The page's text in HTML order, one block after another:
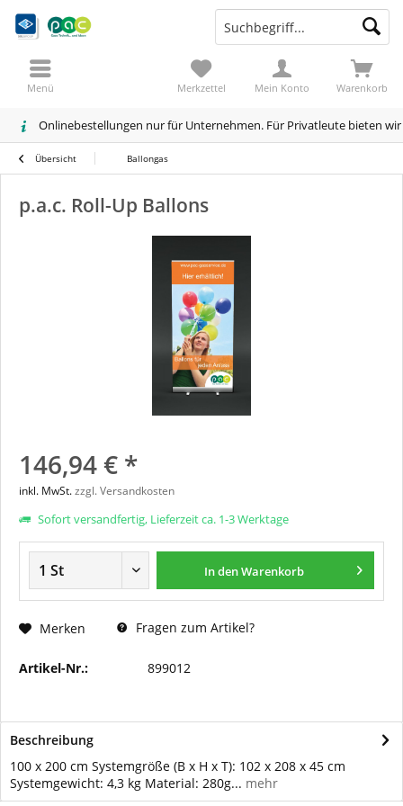
Onlinebestellungen nur für Unternehmen. Für Privatleute bieten
Warenkorb
Merkzettel Mein Konto
Menü
Übersicht Ballongas
p.a.c. Roll-Up Ballons
146,94 € *
inkl. MwSt.zzgl. Versandkosten
Sofort versandfertig, Lieferzeit ca. 1-3 Werktage
In denWarenkorb
Merken Fragen zum Artikel?
Artikel-Nr.: 899012
Beschreibung
100 x 200 cm Systemgröße (B x H x T): 102 x 208 x 45 cm
Systemgewicht: 4,3 kg Material: 280g... mehr